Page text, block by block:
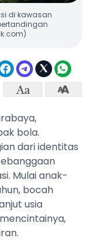
di kawasan
bola.
dari identitas
Mulai anak-
bocah
usia